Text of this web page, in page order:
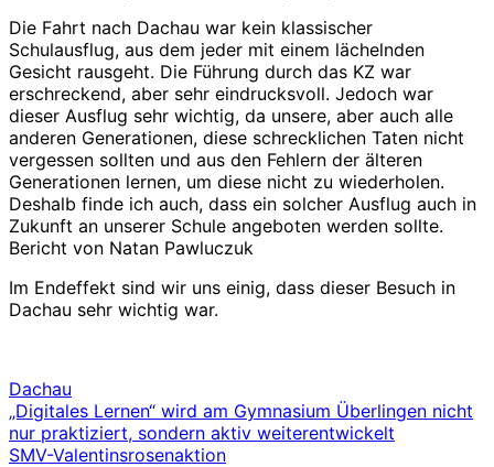
Die Fahrt nach Dachau war kein klassischer
Schulausflug, aus dem jeder mit einem lächelnden
Gesicht rausgeht. Die Führung durch das KZ war
erschreckend, aber sehr eindrucksvoll. Jedoch war
dieser Ausflug sehr wichtig, da unsere, aber auch alle
anderen Generationen, diese schrecklichen Taten nicht
vergessen sollten und aus den Fehlern der älteren
Generationen lernen, um diese nicht zu wiederholen.
Deshalb finde ich auch, dass ein solcher Ausflug auch in
Zukunft an unserer Schule angeboten werden sollte.
Bericht von Natan Pawluczuk
Im Endeffekt sind wir uns einig, dass dieser Besuch in
Dachau sehr wichtig war.
Dachau
Beitrags-
Navigation
„Digitales Lernen“ wird am Gymnasium Überlingen nicht
nur praktiziert, sondern aktiv weiterentwickelt
SMV-Valentinsrosenaktion